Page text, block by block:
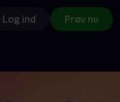
Log ind Prøv nu